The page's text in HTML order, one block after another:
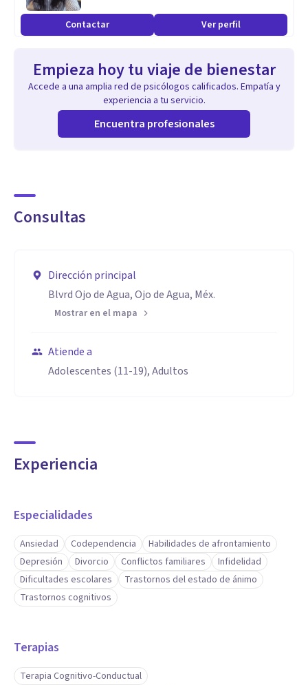
Contactar Ver perfil
Empieza hoy tu viaje de bienestar
Accede a una amplia red de psicólogos calificados. Empatía y
experiencia a tu servicio.
Encuentra profesionales
Consultas
Dirección principal
Blvrd Ojo de Agua, Ojo de Agua, Méx.
Mostrar en el mapa
Atiende a
Adolescentes (11-19), Adultos
Experiencia
Especialidades
Ansiedad Codependencia
Habilidades de afrontamiento
Depresión
Divorcio Conflictos familiares
Infidelidad
Dificultades escolares
Trastornos del estado de ánimo
Trastornos cognitivos
Terapias
Terapia Cognitivo-Conductual